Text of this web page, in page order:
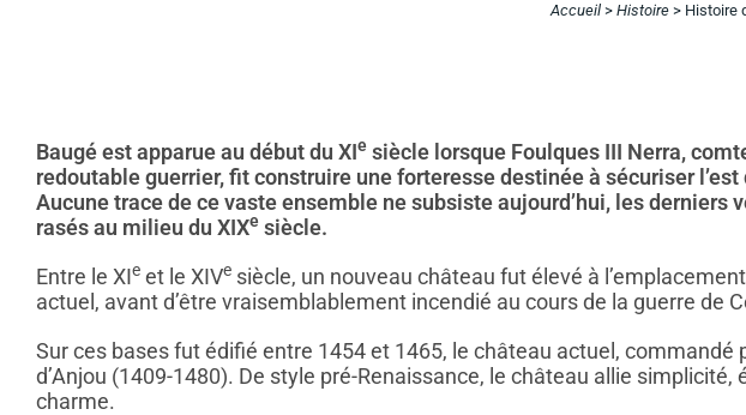
Accueil> Histoire> Histoire
Baugé est apparue au début du XIe siècle lorsque Foulques III Nerra,
redoutable guerrier, fit construire une forteresse destinée à sécuriser
Aucune trace de ce vaste ensemble ne subsiste aujourd’hui, les derniers
rasés au milieu du XIXe siècle.
Entre le XIe et le XIVe siècle, un nouveau château fut élevé à
actuel, avant d’être vraisemblablement incendié au cours de la guerre de
Sur ces bases fut édifié entre 1454 et 1465, le château actuel, commandé
d’Anjou (1409-1480). De style pré-Renaissance, le château allie simplicité,
charme.